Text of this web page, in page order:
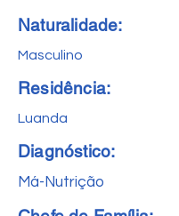
Naturalidade:
Masculino
Residência:
Luanda
Diagnóstico:
Má-Nutrição